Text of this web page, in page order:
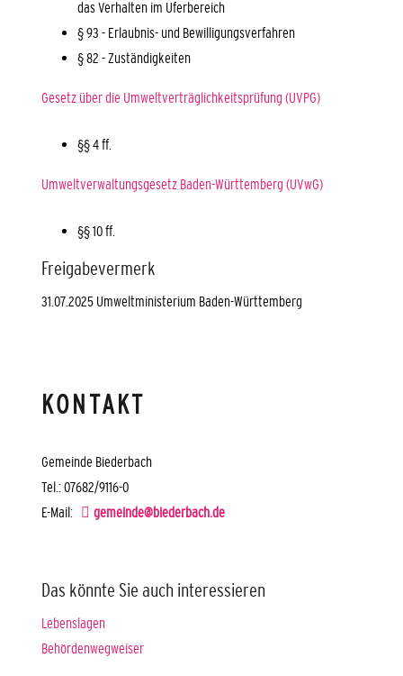
das Verhalten im Uferbereich
§ 93 - Erlaubnis- und Bewilligungsverfahren
§ 82 - Zuständigkeiten
Gesetz über die Umweltverträglichkeitsprüfung (UVPG)
§§ 4 ff.
Umweltverwaltungsgesetz Baden-Württemberg (UVwG)
§§ 10 ff.
Freigabevermerk
31.07.2025 Umweltministerium Baden-Württemberg
KONTAKT
Gemeinde Biederbach
Tel.: 07682/9116-0
E-Mail:
gemeinde@biederbach.de
Das könnte Sie auch interessieren
Lebenslagen
Behördenwegweiser